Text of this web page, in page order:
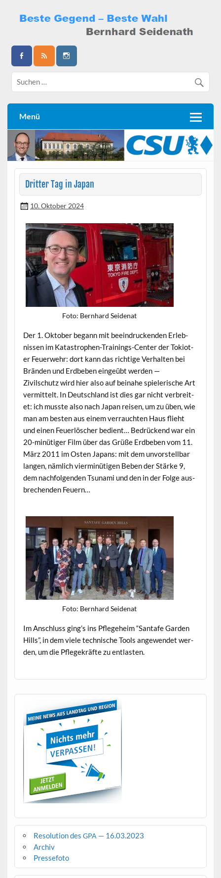
content
Bernhard Seidenath
Menü
Dritter Tag in Japan
10. Oktober 2024
Foto: Bern­hard Seidenat
Der 1. Okto­ber begann mit beein­druck­enden Erleb­
nis­sen im Katas­tro­phen-Train­ings-Cen­ter der Tokiot­
er Feuer­wehr: dort kann das richtige Ver­hal­ten bei
Brän­den und Erd­beben eingeübt wer­den —
Zivilschutz wird hier also auf beina­he spielerische Art
ver­mit­telt. In Deutsch­land ist dies gar nicht ver­bre­it­
et: ich musste also nach Japan reisen, um zu üben, wie
man am besten aus einem ver­raucht­en Haus flieht
und einen Feuer­lösch­er bedi­ent… Bedrück­end war ein
20-minütiger Film über das Grüße Erd­beben vom 11.
März 2011 im Osten Japans: mit dem unvorstell­bar
lan­gen, näm­lich vier­minüti­gen Beben der Stärke 9,
dem nach­fol­gen­den Tsuna­mi und den in der Folge aus­
brechen­den Feuern…
Foto: Bern­hard Seidenat
Im Anschluss ging’s ins Pflege­heim “Santafe Gar­den
Hills”, in dem viele tech­nis­che Tools angewen­det wer­
den, um die Pflegekräfte zu entlasten.
Resolution des GPA — 16.03.2023
Archiv
Pressefoto